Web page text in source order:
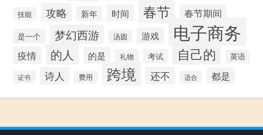
技能 攻略 新年 时间 春节 春节期间
是一个 梦幻西游 汤圆 游戏 电子商务
疫情 的人 的是 礼物 考试 自己的 英语
证书 诗人 费用 跨境 还不 适合 都是